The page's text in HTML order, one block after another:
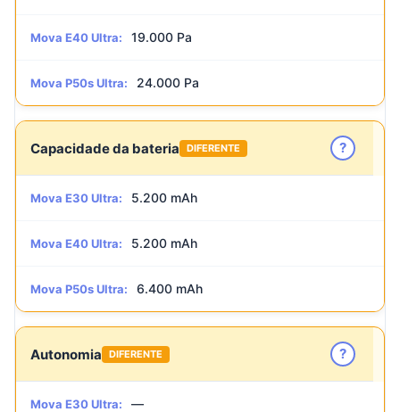
Mova E40 Ultra: 19.000 Pa
Mova P50s Ultra: 24.000 Pa
Capacidade da bateria DIFERENTE ?
Mova E30 Ultra: 5.200 mAh
Mova E40 Ultra: 5.200 mAh
Mova P50s Ultra: 6.400 mAh
Autonomia DIFERENTE ?
Mova E30 Ultra: —